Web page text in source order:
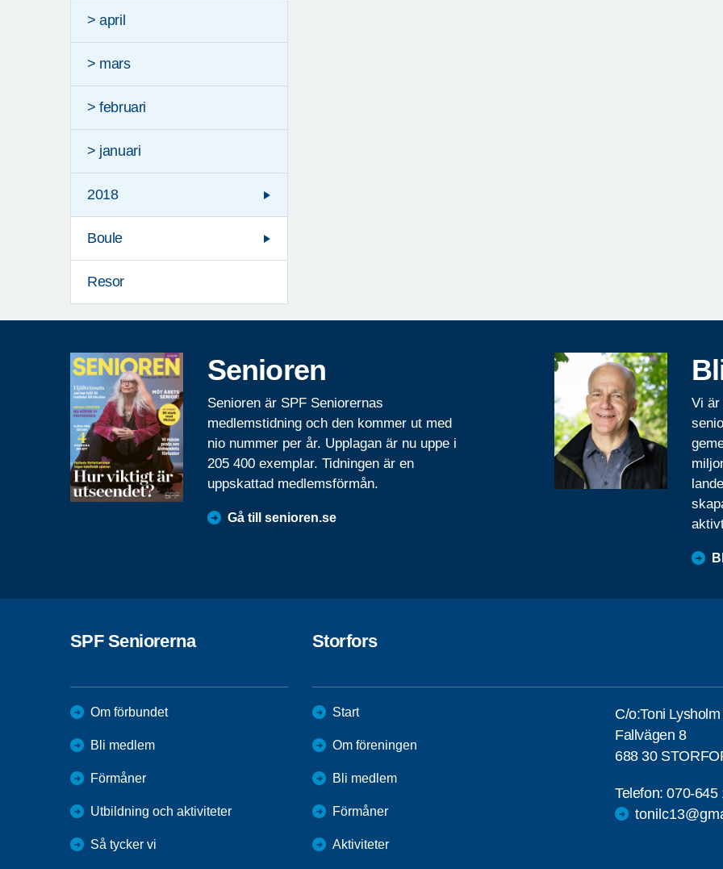
> april
> mars
> februari
> januari
2018
Boule
Resor
Senioren
Senioren är SPF Seniorernas
medlemstidning och den kommer ut med
nio nummer per år. Upplagan är nu uppe i
205 400 exemplar. Tidningen är en
uppskattad medlemsförmån.
Gå till senioren.se
Vi är
SPF Seniorerna
Om förbundet
Bli medlem
Förmåner
Utbildning och aktiviteter
Så tycker vi
Storfors
Start
Om föreningen
Bli medlem
Förmåner
Aktiviteter
C/o:Toni
Fallvägen 8
688 30
Telefon:070-645